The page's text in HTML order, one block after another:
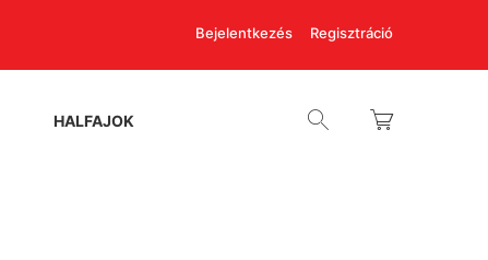
Bejelentkezés Regisztráció
HALFAJOK